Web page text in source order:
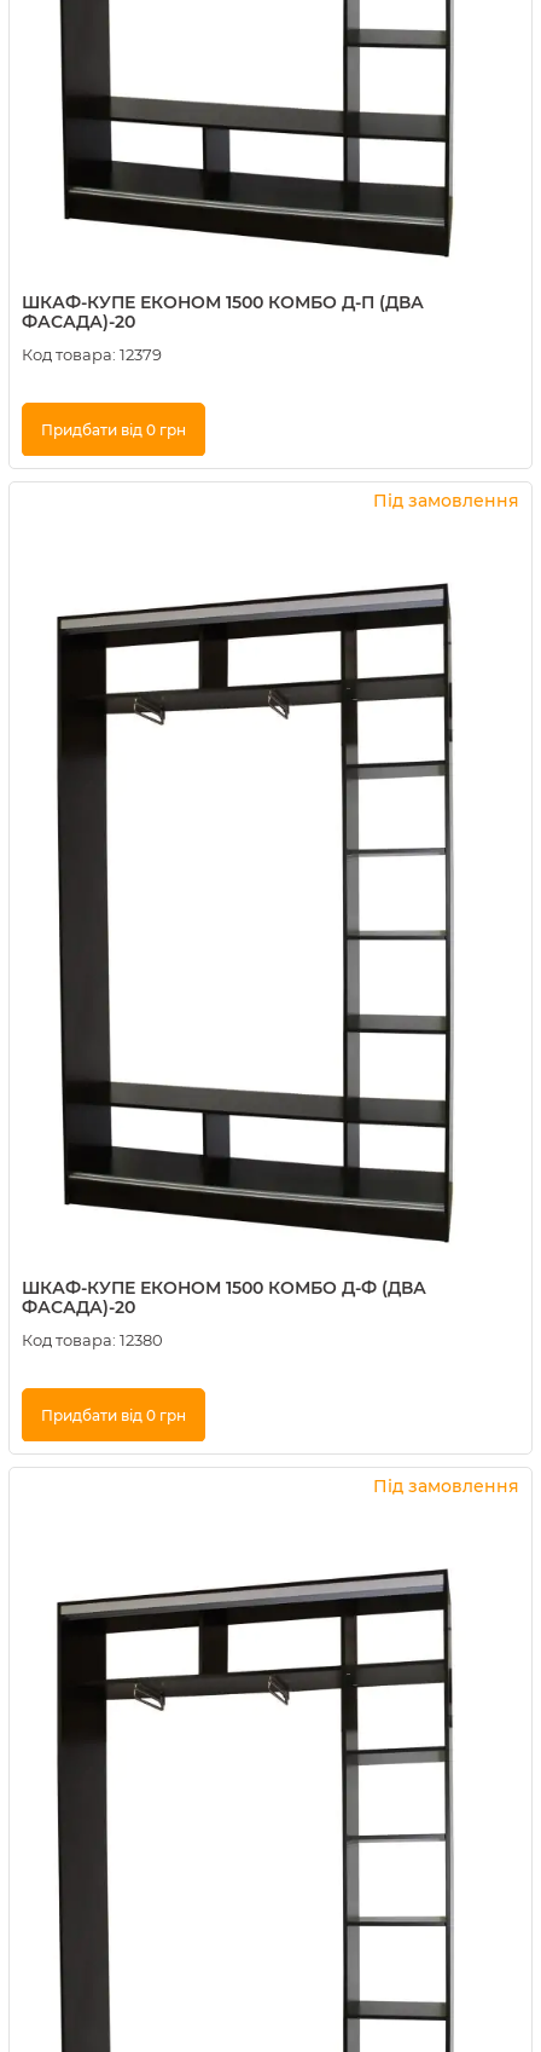
ШКАФ-КУПЕ ЕКОНОМ 1500 КОМБО Д-П (ДВА
ФАСАДА)-20
Код товара: 12379
Придбати від 0 грн
Купити в 1 клік
Під замовлення
ШКАФ-КУПЕ ЕКОНОМ 1500 КОМБО Д-Ф (ДВА
ФАСАДА)-20
Код товара: 12380
Придбати від 0 грн
Купити в 1 клік
Під замовлення